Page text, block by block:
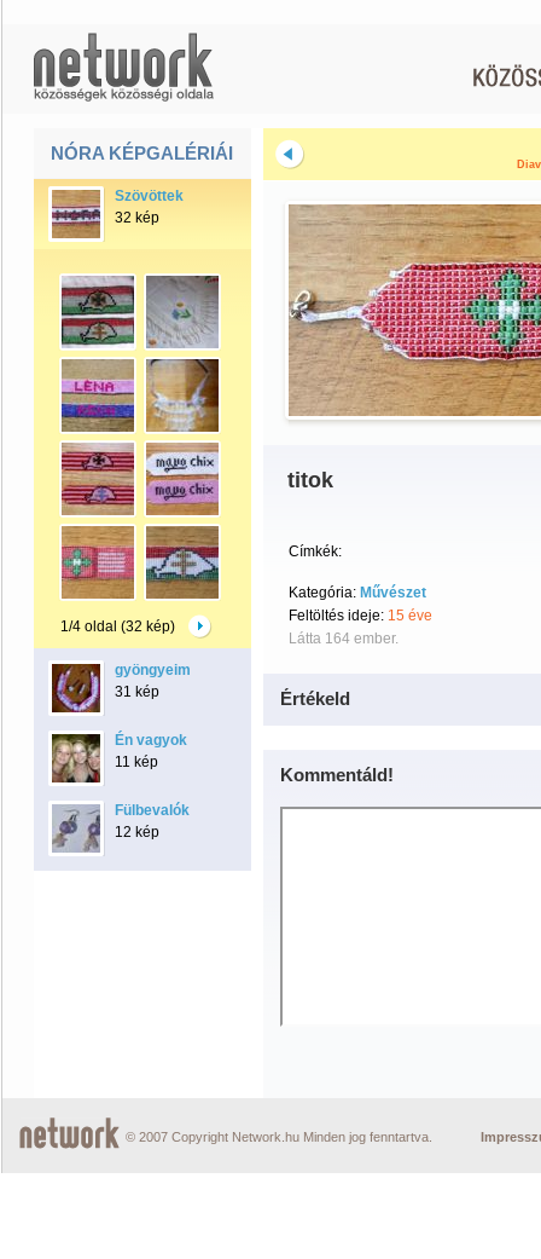
NÓRA KÉPGALÉRIÁI
Szövöttek
32 kép
1/4 oldal (32 kép)
gyöngyeim
31 kép
Én vagyok
11 kép
Fülbevalók
12 kép
titok
Címkék:
Kategória: Művészet
Feltöltés ideje: 15 éve
Látta 164 ember.
Értékeld
Kommentáld!
© 2007 Copyright Network.hu Minden jog fenntartva.